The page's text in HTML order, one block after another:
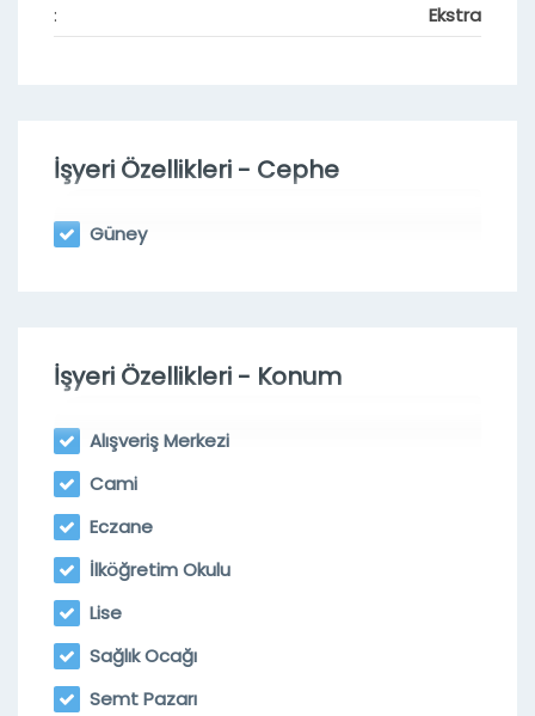
:
Ekstra
İşyeri Özellikleri - Cephe
Güney
İşyeri Özellikleri - Konum
Alışveriş Merkezi
Cami
Eczane
İlköğretim Okulu
Lise
Sağlık Ocağı
Semt Pazarı